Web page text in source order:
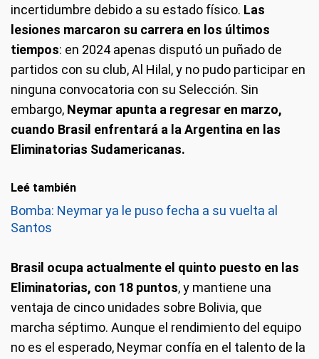
incertidumbre debido a su estado físico. Las
lesiones marcaron su carrera en los últimos
tiempos: en 2024 apenas disputó un puñado de
partidos con su club, Al Hilal, y no pudo participar en
ninguna convocatoria con su Selección. Sin
embargo, Neymar apunta a regresar en marzo,
cuando Brasil enfrentará a la Argentina en las
Eliminatorias Sudamericanas.
Leé también
Bomba: Neymar ya le puso fecha a su vuelta al
Santos
Brasil ocupa actualmente el quinto puesto en las
Eliminatorias, con 18 puntos, y mantiene una
ventaja de cinco unidades sobre Bolivia, que
marcha séptimo. Aunque el rendimiento del equipo
no es el esperado, Neymar confía en el talento de la